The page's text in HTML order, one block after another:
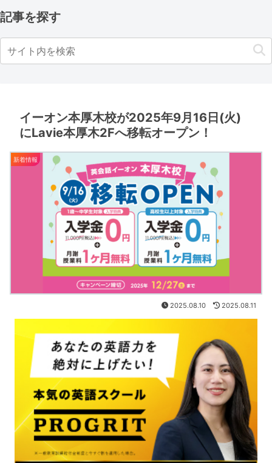
記事を探す
イーオン本厚木校が2025年9月16日(火)
にLavie本厚木2Fへ移転オープン！
新着情報
2025.08.10 2025.08.11